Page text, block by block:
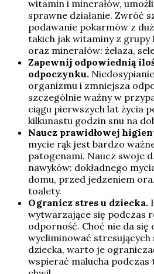
witamin i minerałów,
sprawne działanie. Zwróć
podawanie pokarmów z
takich jak witaminy z grupy
oraz minerałów: żelaza,
Zapewnij odpowiednią
odpoczynku.
organizmu i zmniejsza
szczególnie ważny w
ciągu pierwszych lat życia
kilkunastu godzin snu na
Naucz prawidłowej
mycie rąk jest bardzo
patogenami. Naucz swoje
nawyków: dokładnego
domu, przed jedzeniem
toalety.
Ogranicz stres u dziecka.
wytwarzające się podczas
odporność. Choć nie da się
wyeliminować stresujących
dziecka, warto je
wspierać malucha podczas